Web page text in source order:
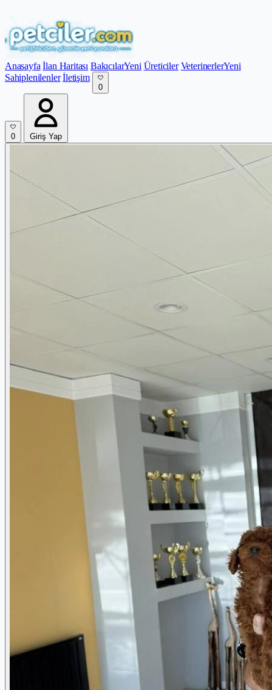
Anasayfa İlan Haritası BakıcılarYeni Üreticiler VeterinerlerYeni
Sahiplenilenler İletişim
0
0 Giriş Yap